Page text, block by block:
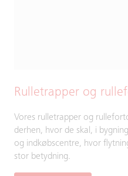
Rulletrapper og
Vores rulletrapper og
derhen, hvor de skal, i
og indkøbscentre, hvor
stor betydning.